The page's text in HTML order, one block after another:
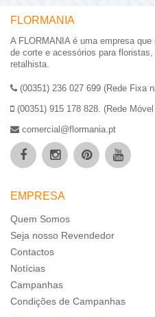
FLORMANIA
A FLORMANIA é uma empresa
de corte e acessórios para
retalhista.
(00351) 236 027 699 (Rede Fixa
(00351) 915 178 828. (Rede
comercial@flormania.pt
EMPRESA
Quem Somos
Seja nosso Revendedor
Contactos
Notícias
Campanhas
Condições de Campanhas